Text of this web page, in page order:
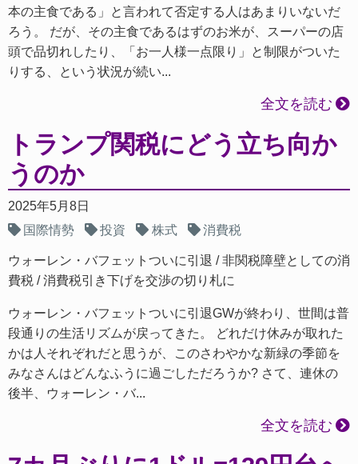
本の主食である」と言われて否定する人はあまりいないだ
ろう。 だが、その主食であるはずのお米が、スーパーの店
頭で品切れしたり、「お一人様一点限り」と制限がついた
りする、という状況が続い...
全文を読む
トランプ関税にどう立ち向か
うのか
2025年5月8日
国際情勢
投資 株式 消費税
ウォーレン・バフェットついに引退
非関税障壁としての消
費税
消費税引き下げを交渉の切り札に
ウォーレン・バフェットついに引退GWが終わり、世間は普
段通りの生活リズムが戻ってきた。 どれだけ休みが取れた
かは人それぞれだと思うが、このさわやかな新緑の季節を
みなさんはどんなふうに過ごしただろうか? さて、連休の
後半、ウォーレン・バ...
全文を読む